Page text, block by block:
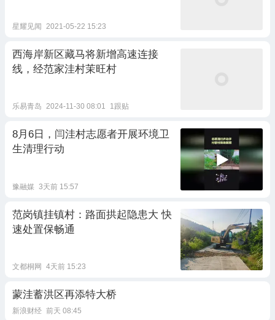
星耀见闻 2021-05-22 15:23
西海岸新区藏马将新增高速连接
线，经范家洼村茉旺村
乐易青岛 2024-11-30 08:01 1跟贴
8月6日，闫洼村志愿者开展环境卫
生清理行动
豫融媒 3天前 15:57
范岗镇挂镇村：路面拱起隐患大 快
速处置保畅通
文都桐网 4天前 15:23
蒙洼蓄洪区再添特大桥
新浪财经 前天 08:45